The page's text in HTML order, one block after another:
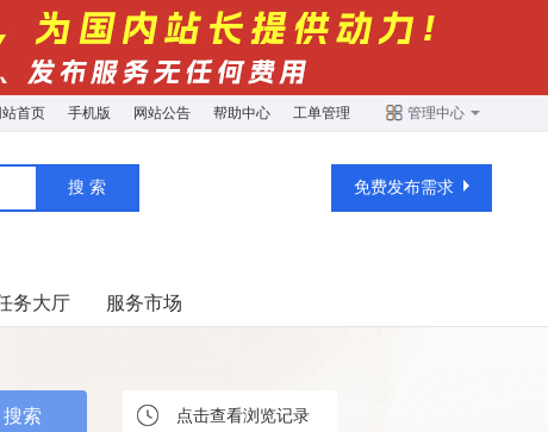
站首页 手机版 网站公告 帮助中心 工单管理 管理中心
免费发布需求
务大厅 服务市场
点击查看浏览记录